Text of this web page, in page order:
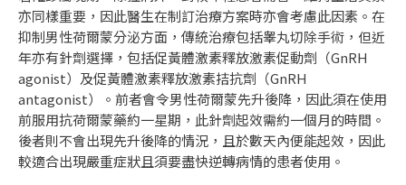
亦同樣重要，因此醫生在制訂治療方案時亦會考慮此因素。在
抑制男性荷爾蒙分泌方面，傳統治療包括睾丸切除手術，但近
年亦有針劑選擇，包括促黃體激素釋放激素促動劑（GnRH
agonist）及促黃體激素釋放激素拮抗劑（GnRH
antagonist）。前者會令男性荷爾蒙先升後降，因此須在使用
前服用抗荷爾蒙藥約一星期，此針劑起效需約一個月的時間。
後者則不會出現先升後降的情況，且於數天內便能起效，因此
較適合出現嚴重症狀且須要盡快逆轉病情的患者使用。